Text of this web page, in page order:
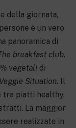
della giornata,
è un vero
panoramica di
breakfast club.
vegetali di
Veggie Situation. Il
piatti healthy,
La maggior
realizzate in